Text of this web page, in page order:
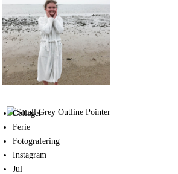
Collager
Ferie
Fotografering
Instagram
Jul